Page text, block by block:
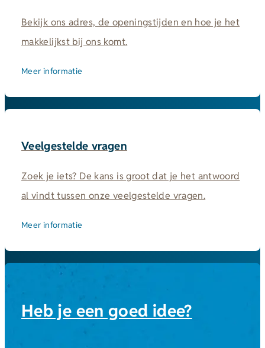
Bekijk ons adres, de openingstijden en hoe je het
makkelijkst bij ons komt.
Meer informatie
Veelgestelde vragen
Zoek je iets? De kans is groot dat je het antwoord
al vindt tussen onze veelgestelde vragen.
Meer informatie
Heb je een goed idee?